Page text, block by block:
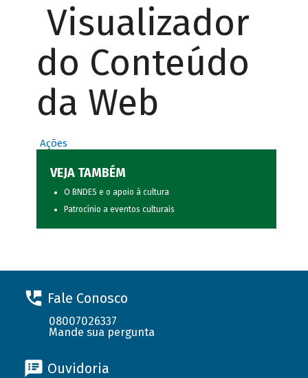
Visualizador
do Conteúdo
da Web
Ações
VEJA TAMBÉM
O BNDES e o apoio à cultura
Patrocínio a eventos culturais
Fale Conosco
08007026337
Mande sua pergunta
Ouvidoria